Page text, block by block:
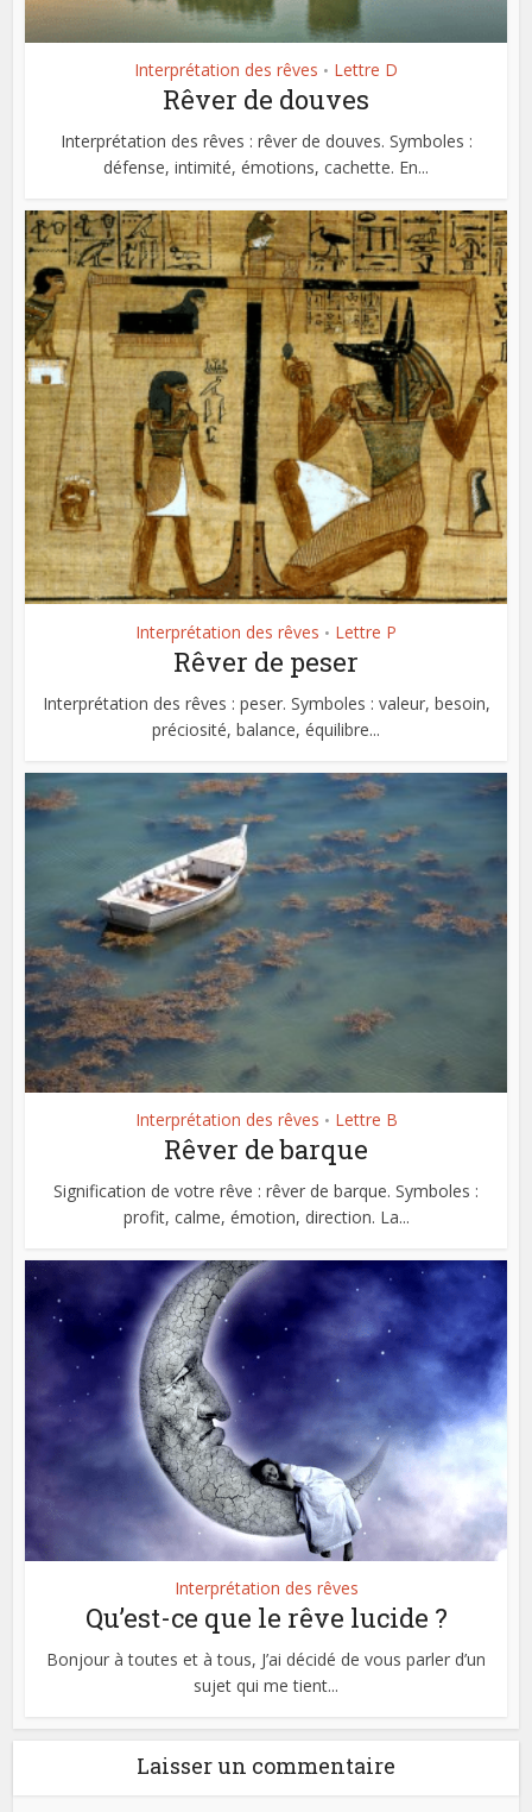
Interprétation des rêves • Lettre D
Rêver de douves
Interprétation des rêves : rêver de douves. Symboles :
défense, intimité, émotions, cachette. En...
Interprétation des rêves • Lettre P
Rêver de peser
Interprétation des rêves : peser. Symboles : valeur, besoin,
préciosité, balance, équilibre...
Interprétation des rêves • Lettre B
Rêver de barque
Signification de votre rêve : rêver de barque. Symboles :
profit, calme, émotion, direction. La...
Interprétation des rêves
Qu’est-ce que le rêve lucide ?
Bonjour à toutes et à tous, J’ai décidé de vous parler d’un
sujet qui me tient...
Laisser un commentaire